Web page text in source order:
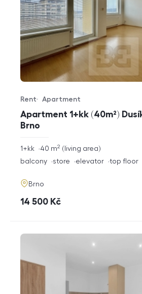
Apartment 1+kk (40m²)
Brno
Offer type
Rent
Property type
Apartment
rozměry
1+kk living area
40 m2
funkce
balcony store elevator top floor
adresa
Brno
cena
14 500 Kč